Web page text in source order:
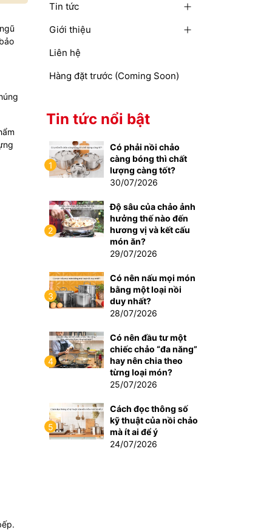
Tin tức
Giới thiệu
Liên hệ
Hàng đặt trước (Coming Soon)
Tin tức nổi bật
1
Có phải nồi chảo
càng bóng thì chất
lượng càng tốt?
30/07/2026
2
Độ sâu của chảo ảnh
hưởng thế nào đến
hương vị và kết cấu
món ăn?
29/07/2026
3
Có nên nấu mọi món
bằng một loại nồi
duy nhất?
28/07/2026
4
Có nên đầu tư một
chiếc chảo “đa năng”
hay nên chia theo
từng loại món?
25/07/2026
5
Cách đọc thông số
kỹ thuật của nồi chảo
mà ít ai để ý
24/07/2026